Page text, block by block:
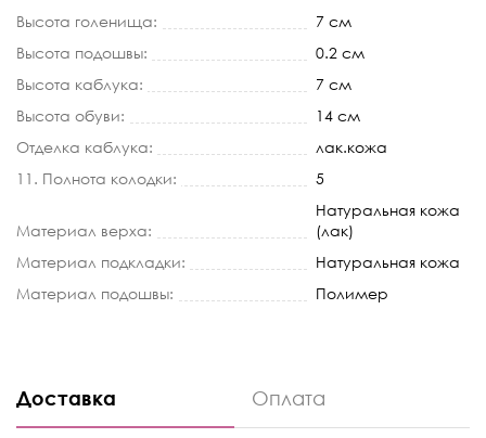
Высота голенища:
7 см
Высота подошвы:
0.2 см
Высота каблука:
7 см
Высота обуви:
14 см
Отделка каблука:
лак.кожа
11. Полнота колодки:
5
Материал верха:
Натуральная кожа
(лак)
Материал подкладки:
Натуральная кожа
Материал подошвы:
Полимер
Доставка Оплата